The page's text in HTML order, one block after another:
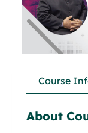
Course
About